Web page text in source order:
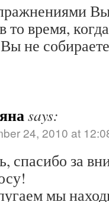
Вы
то время,
не
says:
24, 2010 at
спасибо за
мы